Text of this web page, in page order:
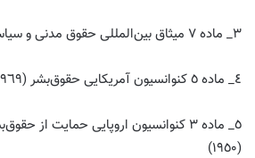
٣_ ماده ٧ میثاق بین‌المللی حقوق مدنی و سیاسی (١٩٦٦)
٤_ ماده ٥ کنوانسیون آمریکایی حقوق‌بشر (١٩٦٩)
٥_ ماده ٣ کنوانسیون اروپایی حمایت از
(١٩٥٠)